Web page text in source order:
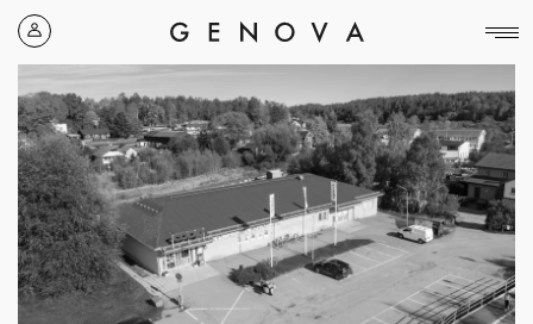
Genova
Property
Group